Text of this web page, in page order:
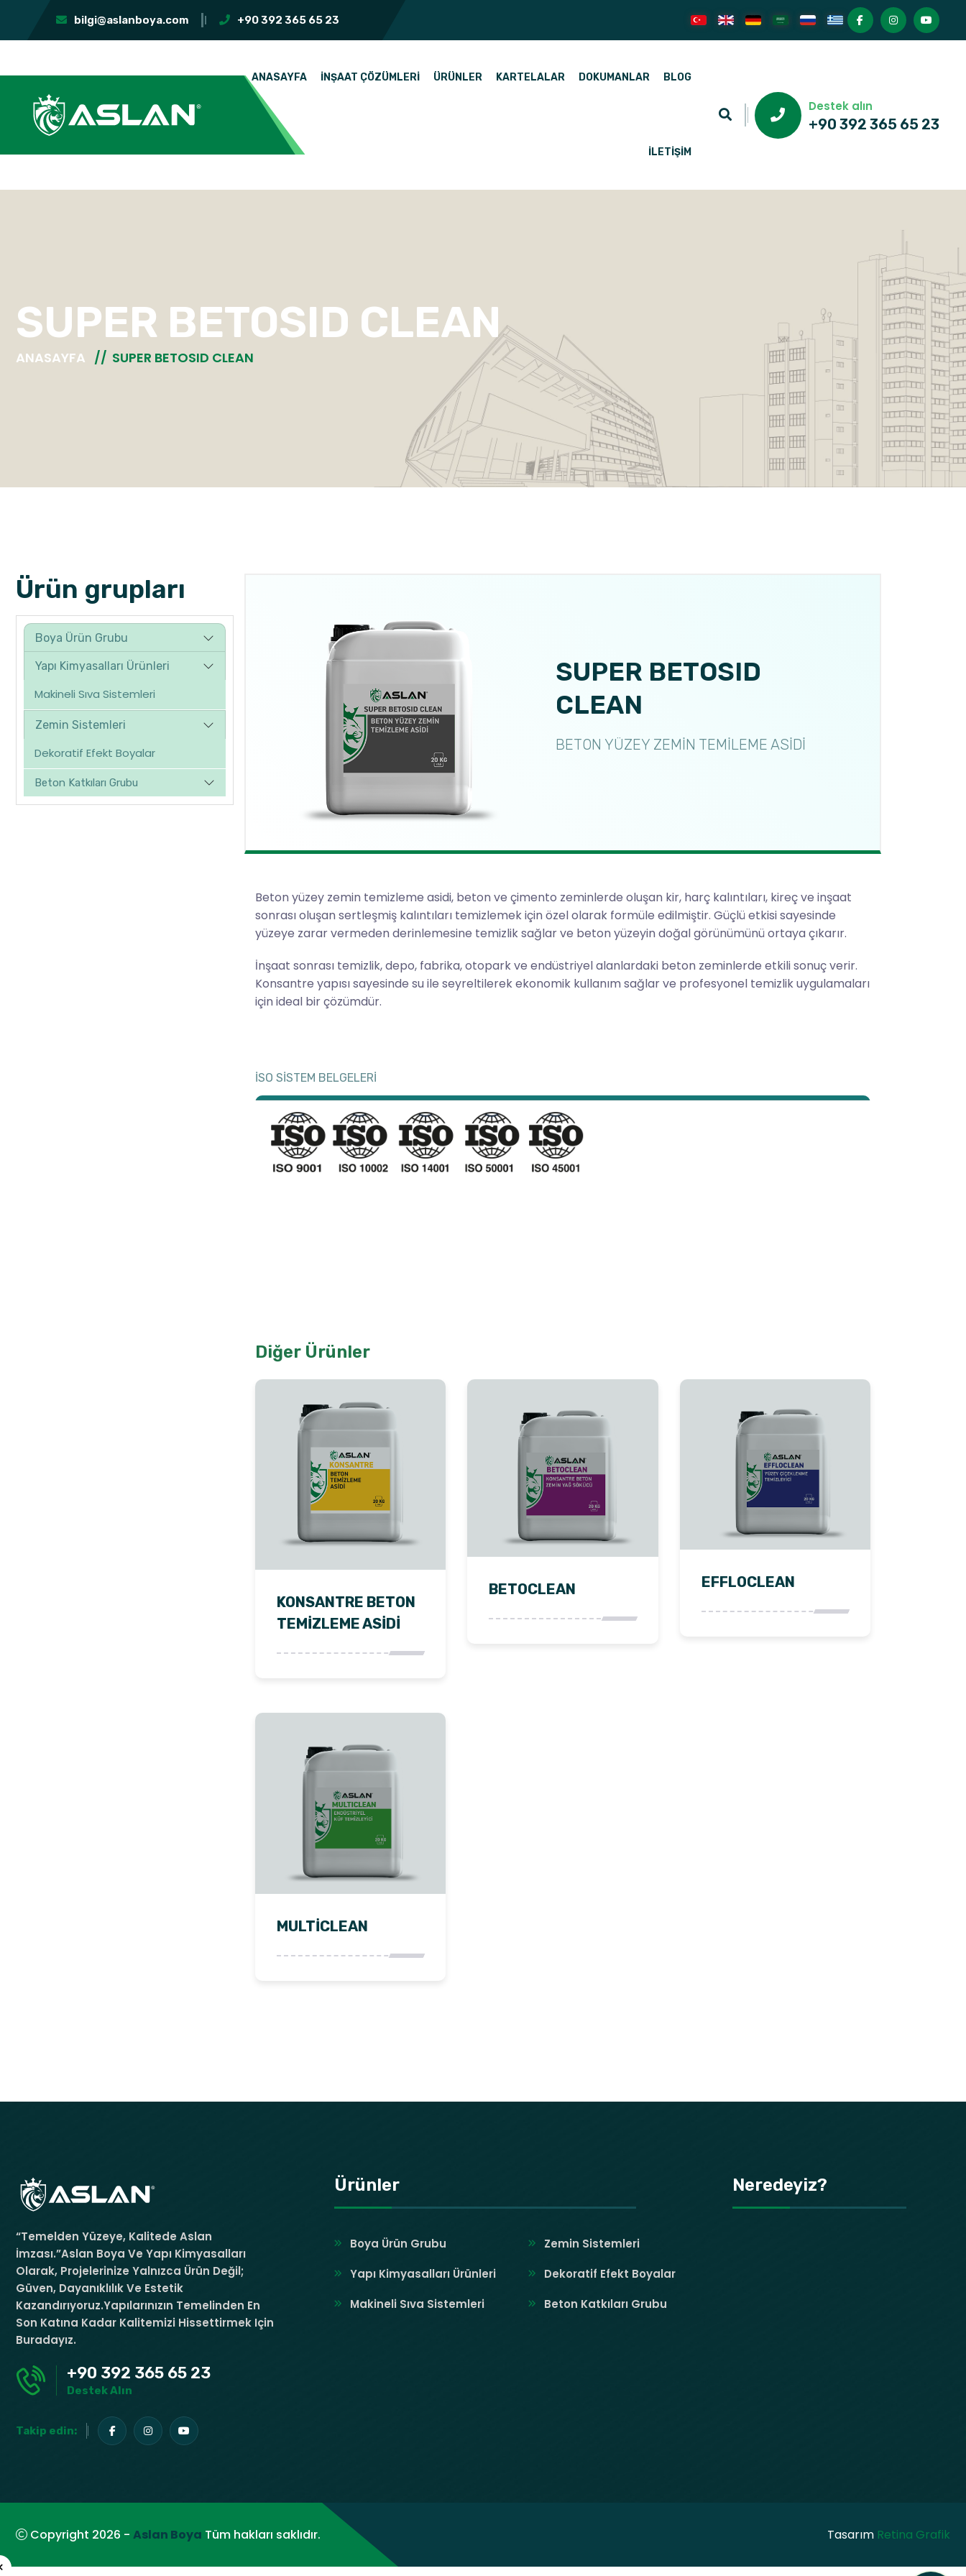
bilgi@aslanboya.com +90 392 365 65 23
ANASAYFA İNŞAAT ÇÖZÜMLERI ÜRÜNLER KARTELALAR DOKUMANLAR BLOG
İLETIŞIM
Destek alın
+90 392 365 65 23
SUPER BETOSID CLEAN
ANASAYFA SUPER BETOSID CLEAN
Ürün grupları
Boya Ürün Grubu
Yapı Kimyasalları Ürünleri
Makineli Sıva Sistemleri
Zemin Sistemleri
Dekoratif Efekt Boyalar
Beton Katkıları Grubu
SUPER BETOSID
CLEAN
BETON YÜZEY ZEMİN TEMİLEME ASİDİ
Beton yüzey zemin temizleme asidi, beton ve çimento zeminlerde oluşan kir, harç kalıntıları, kireç ve inşaat
sonrası oluşan sertleşmiş kalıntıları temizlemek için özel olarak formüle edilmiştir. Güçlü etkisi sayesinde
yüzeye zarar vermeden derinlemesine temizlik sağlar ve beton yüzeyin doğal görünümünü ortaya çıkarır.
İnşaat sonrası temizlik, depo, fabrika, otopark ve endüstriyel alanlardaki beton zeminlerde etkili sonuç verir.
Konsantre yapısı sayesinde su ile seyreltilerek ekonomik kullanım sağlar ve profesyonel temizlik uygulamaları
için ideal bir çözümdür.
İSO SİSTEM BELGELERİ
Diğer Ürünler
KONSANTRE BETON
TEMİZLEME ASİDİ
BETOCLEAN EFFLOCLEAN
MULTİCLEAN
“Temelden Yüzeye, Kalitede Aslan
İmzası.”Aslan Boya Ve Yapı Kimyasalları
Olarak, Projelerinize Yalnızca Ürün Değil;
Güven, Dayanıklılık Ve Estetik
Kazandırıyoruz.Yapılarınızın Temelinden En
Son Katına Kadar Kalitemizi Hissettirmek Için
Buradayız.
+90 392 365 65 23
Destek Alın
Takip edin:
Ürünler
Boya Ürün Grubu
Yapı Kimyasalları Ürünleri
Makineli Sıva Sistemleri
Zemin Sistemleri
Dekoratif Efekt Boyalar
Beton Katkıları Grubu
Neredeyiz?
Copyright 2026 - Aslan Boya Tüm hakları saklıdır. Tasarım Retina Grafik